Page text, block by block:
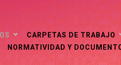
CARPETAS DE TRABAJO
NORMATIVIDAD Y